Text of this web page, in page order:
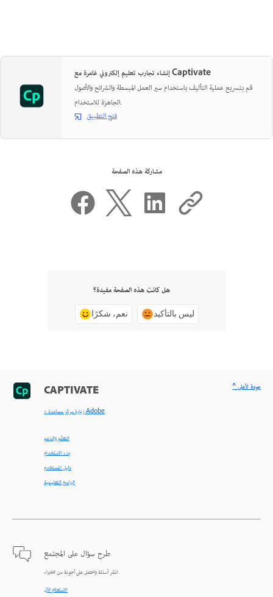
إنشاء تجارب تعليم إلكتروني غامرة مع Captivate
قم بتسريع عملية التأليف باستخدام سير العمل المبسطة والشرائح والأصول
الجاهزة للاستخدام.
فتح التطبيق
مشاركة هذه الصفحة
هل كانت هذه الصفحة مفيدة؟
نعم، شكرًا ليس بالتأكيد
CAPTIVATE
< زيارة مركز مساعدة Adobe
التعلّم والدعم
بدء الاستخدام
دليل المستخدم
البرامج التعليمية
طرح سؤال على المجتمع
انشر أسئلة واحصل على أجوبة من الخبراء.
الاستعلام الآن
^ عودة لأعلى